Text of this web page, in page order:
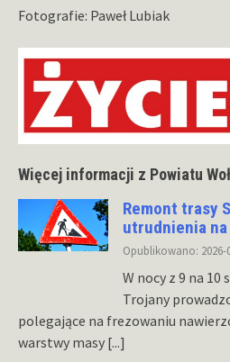
Fotografie: Paweł Lubiak
Więcej informacji z Powiatu
Remont trasy
utrudnienia
Opublikowano: 2026-
W nocy z 9 na 10
Trojany
polegające na frezowaniu
warstwy masy [...]